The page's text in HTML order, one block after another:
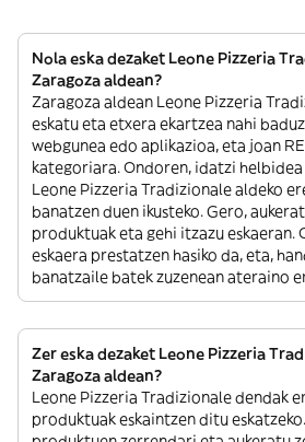
Nola eska dezaket Leone Pizzeria
Zaragoza aldean?
Zaragoza aldean Leone Pizzeria
eskatu eta etxera ekartzea nahi
webgunea edo aplikazioa, eta joan
kategoriara. Ondoren, idatzi
Leone Pizzeria Tradizionale aldeko
banatzen duen ikusteko. Gero,
produktuak eta gehi itzazu eskaeran.
eskaera prestatzen hasiko da, eta,
banatzaile batek zuzenean ateraino
Zer eska dezaket Leone Pizzeria
Zaragoza aldean?
Leone Pizzeria Tradizionale dendak
produktuak eskaintzen ditu